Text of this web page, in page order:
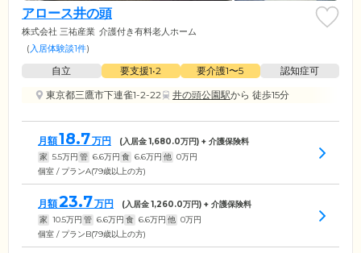
アロース井の頭
株式会社 三祐産業 介護付き有料老人ホーム
(入居体験談1件)
自立 要支援1•2 要介護1〜5
認知症可
東京都三鷹市下連雀1-2-22
井の頭公園駅から 徒歩15分
月額18.7万円 (入居金1,680.0万円) + 介護保険料
家 5.5万円 管 6.6万円 食 6.6万円 他 0万円
個室 / プランA(79歳以上の方)
月額23.7万円 (入居金1,260.0万円) + 介護保険料
家 10.5万円 管 6.6万円 食 6.6万円 他 0万円
個室 / プランB(79歳以上の方)